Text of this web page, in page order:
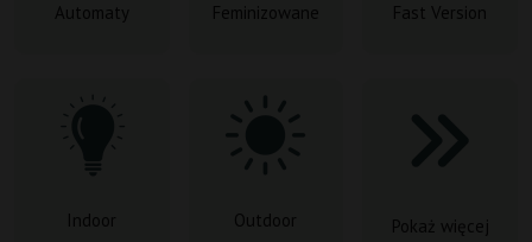
Automaty Feminizowane Fast Version
Indoor Outdoor Pokaż więcej